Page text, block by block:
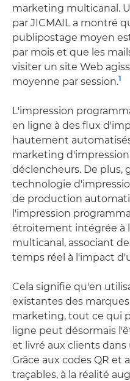
marketing multicanal.
par JICMAIL a montré
publipostage moyen
par mois et que les
visiter un site Web
moyenne par session.1
L'impression
en ligne à des flux
hautement
marketing
déclencheurs. De plus,
technologie
de production
l'impression
étroitement intégrée à
multicanal, associant
temps réel à l'impact
Cela signifie qu'en
existantes des
marketing, tout ce qui
ligne peut désormais
et livré aux clients
Grâce aux codes QR et
traçables, à la réalité